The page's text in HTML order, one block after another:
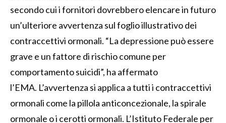
secondo cui i fornitori dovrebbero elencare in futuro
un’ulteriore avvertenza sul foglio illustrativo dei
contraccettivi ormonali. “La depressione può essere
grave e un fattore di rischio comune per
comportamento suicidi”, ha affermato
l’EMA. L’avvertenza si applica a tutti i contraccettivi
ormonali come la pillola anticoncezionale, la spirale
ormonale o i cerotti ormonali. L’Istituto Federale per